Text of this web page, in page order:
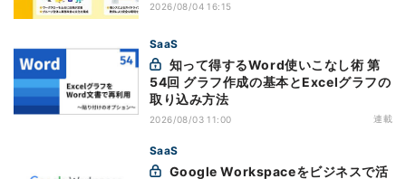
2026/08/04 16:15
SaaS
54回 グラフ作成の基本とExcelグラフの
取り込み方法
2026/08/03 11:00 連載
SaaS